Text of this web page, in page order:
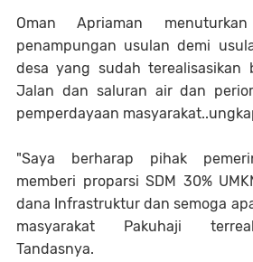
Oman Apriaman
penampungan usulan demi
desa yang sudah terealisasikan
Jalan dan saluran air dan
pemperdayaan
"Saya berharap pihak
memberi proparsi SDM 30%
dana Infrastruktur dan semoga
masyarakat Pakuhaji
Tandasnya.